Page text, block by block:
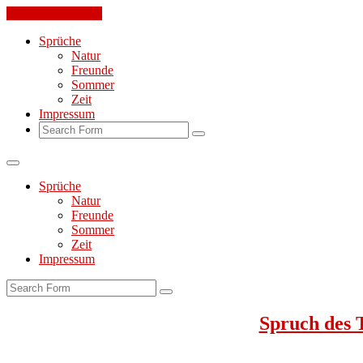
Sprüche
Natur
Freunde
Sommer
Zeit
Impressum
Search
Sprüche
Natur
Freunde
Sommer
Zeit
Impressum
Search
Spruch des